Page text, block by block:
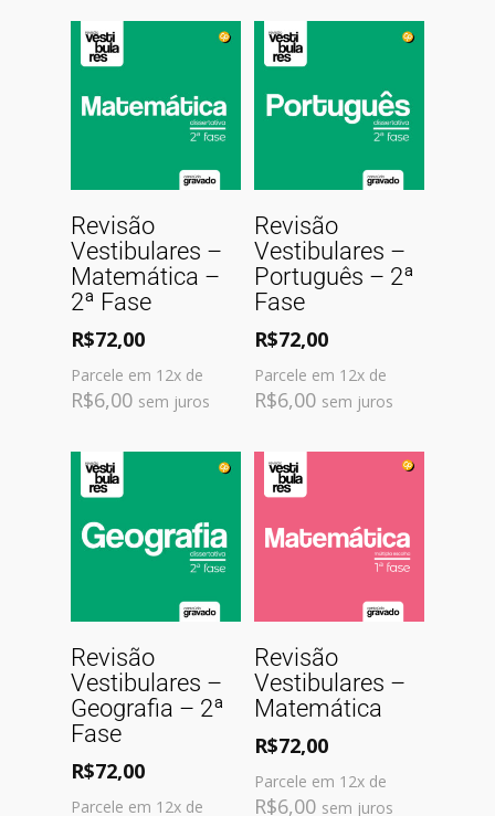
Comprar
Revisão
Vestibulares –
Matemática –
2ª Fase
R$72,00
Parcele em 12x de
R$6,00 sem juros
Comprar
Revisão
Vestibulares –
Português – 2ª
Fase
R$72,00
Parcele em 12x de
R$6,00 sem juros
Comprar
Revisão
Vestibulares –
Geografia – 2ª
Fase
R$72,00
Parcele em 12x de
Comprar
Revisão
Vestibulares –
Matemática
R$72,00
Parcele em 12x de
R$6,00 sem juros